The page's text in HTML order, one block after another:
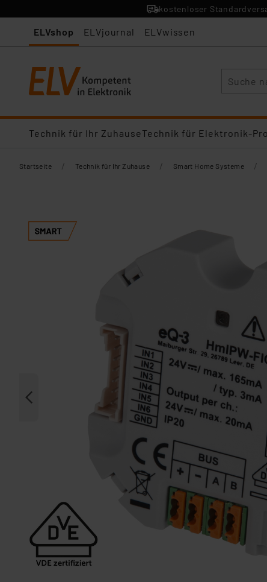
kostenloser
ELVshop ELVjournal ELVwissen
Technik für Ihr ZuhauseTechnik für Elektronik-
Startseite / Technik für Ihr Zuhause / Smart Home Systeme /